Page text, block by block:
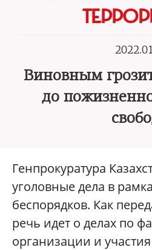
Виновным
до
Генпрокуратура
уголовные дела в
беспорядков. Как
речь идет о делах по
организации и